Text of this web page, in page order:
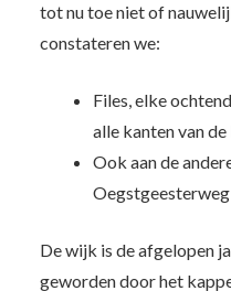
tot nu toe niet of
constateren we:
Files, elke
alle kanten van
Ook aan de
De wijk is de afgelopen
geworden door het